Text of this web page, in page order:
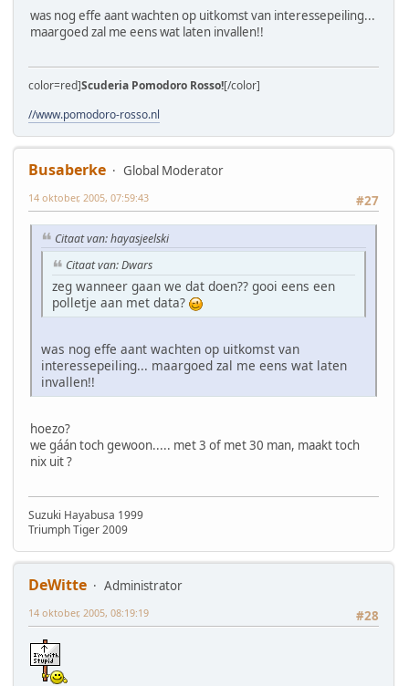
was nog effe aant wachten op uitkomst van interessepeiling...
maargoed zal me eens wat laten invallen!!
color=red]Scuderia Pomodoro Rosso![/color]
//www.pomodoro-rosso.nl
Busaberke
Global Moderator
#27
14 oktober, 2005, 07:59:43
Citaat van: hayasjeelski
Citaat van: Dwars
zeg wanneer gaan we dat doen?? gooi eens een
polletje aan met data?
was nog effe aant wachten op uitkomst van
interessepeiling... maargoed zal me eens wat laten
invallen!!
hoezo?
we gáán toch gewoon..... met 3 of met 30 man, maakt toch
nix uit ?
Suzuki Hayabusa 1999
Triumph Tiger 2009
DeWitte
Administrator
#28
14 oktober, 2005, 08:19:19